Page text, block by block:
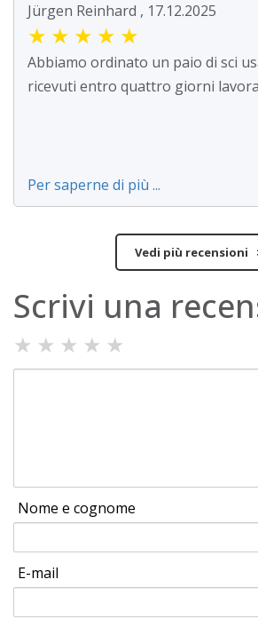
Jürgen Reinhard , 17.12.2025
★ ★ ★ ★ ★
Abbiamo ordinato un paio di sci
ricevuti entro quattro giorni
Per saperne di più ...
Vedi più recensioni
Scrivi una
★ ★ ★ ★ ★
Nome e cognome
E-mail